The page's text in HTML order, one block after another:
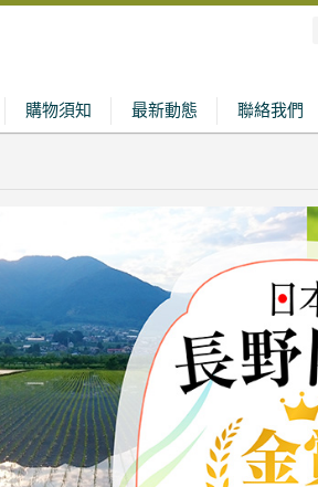
購物須知 最新動態 聯絡我們